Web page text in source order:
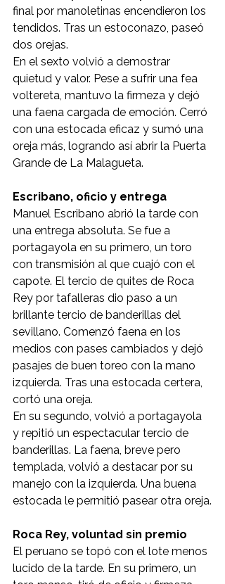
final por manoletinas encendieron los
tendidos. Tras un estoconazo, paseó
dos orejas.
En el sexto volvió a demostrar
quietud y valor. Pese a sufrir una fea
voltereta, mantuvo la firmeza y dejó
una faena cargada de emoción. Cerró
con una estocada eficaz y sumó una
oreja más, logrando así abrir la Puerta
Grande de La Malagueta.
Escribano, oficio y entrega
Manuel Escribano abrió la tarde con
una entrega absoluta. Se fue a
portagayola en su primero, un toro
con transmisión al que cuajó con el
capote. El tercio de quites de Roca
Rey por tafalleras dio paso a un
brillante tercio de banderillas del
sevillano. Comenzó faena en los
medios con pases cambiados y dejó
pasajes de buen toreo con la mano
izquierda. Tras una estocada certera,
cortó una oreja.
En su segundo, volvió a portagayola
y repitió un espectacular tercio de
banderillas. La faena, breve pero
templada, volvió a destacar por su
manejo con la izquierda. Una buena
estocada le permitió pasear otra oreja.
Roca Rey, voluntad sin premio
El peruano se topó con el lote menos
lucido de la tarde. En su primero, un